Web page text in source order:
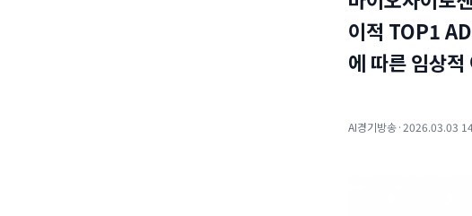
이적 TOP1
에 따른 임상
AI경기방송·2026.03.03